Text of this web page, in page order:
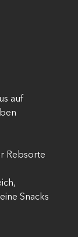
auf
Rebsorte
Snacks